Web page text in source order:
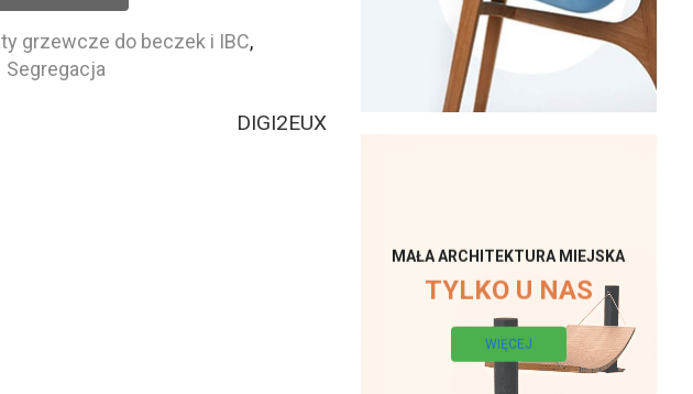
grzewcze do beczek i IBC,
Segregacja
DIGI2EUX
MAŁA ARCHITEKTURA MIEJSKA
TYLKO U NAS
WIĘCEJ